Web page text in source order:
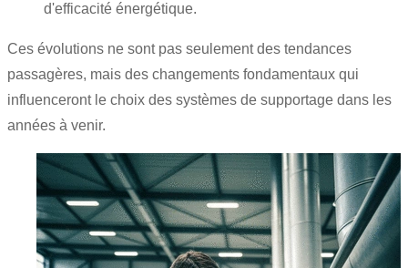
d'efficacité énergétique.
Ces évolutions ne sont pas seulement des tendances
passagères, mais des changements fondamentaux qui
influenceront le choix des systèmes de supportage dans les
années à venir.